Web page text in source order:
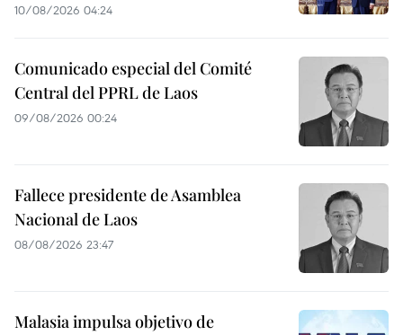
10/08/2026 04:24
Comunicado especial del Comité
Central del PPRL de Laos
09/08/2026 00:24
Fallece presidente de Asamblea
Nacional de Laos
08/08/2026 23:47
Malasia impulsa objetivo de